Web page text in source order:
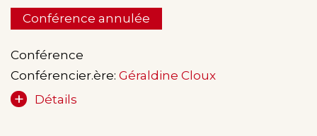
Conférence annulée
Conférence
Conférencier.ère: Géraldine Cloux
Détails